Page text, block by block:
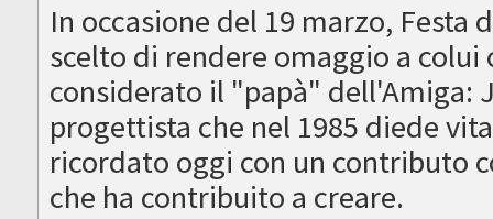
In occasione del 19 marzo, Festa
scelto di rendere omaggio a colui
considerato il "papà" dell'Amiga:
progettista che nel 1985 diede
ricordato oggi con un contributo
che ha contribuito a creare.